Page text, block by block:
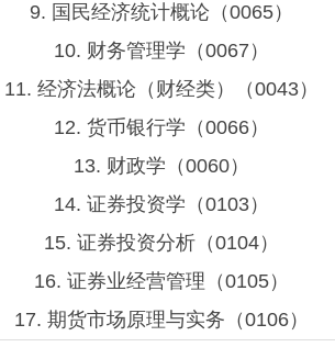
9. 国民经济统计概论（0065）
10. 财务管理学（0067）
11. 经济法概论（财经类）（0043）
12. 货币银行学（0066）
13. 财政学（0060）
14. 证券投资学（0103）
15. 证券投资分析（0104）
16. 证券业经营管理（0105）
17. 期货市场原理与实务（0106）